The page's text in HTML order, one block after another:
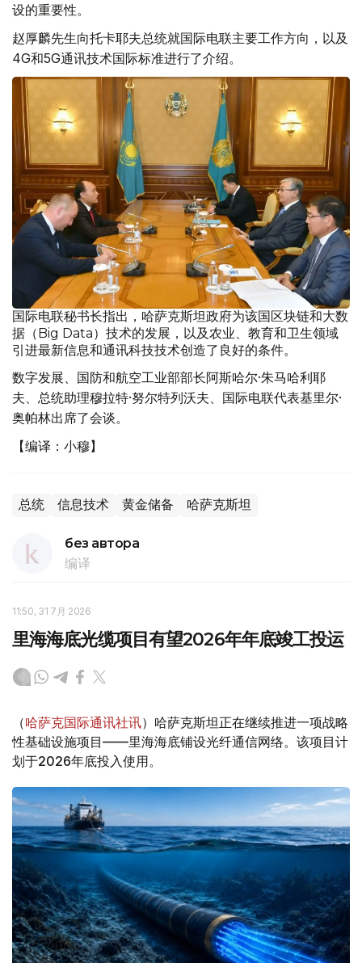
设的重要性。
赵厚麟先生向托卡耶夫总统就国际电联主要工作方向，以及
4G和5G通讯技术国际标准进行了介绍。
国际电联秘书长指出，哈萨克斯坦政府为该国区块链和大数
据（Big Data）技术的发展，以及农业、教育和卫生领域
引进最新信息和通讯科技技术创造了良好的条件。
数字发展、国防和航空工业部部长阿斯哈尔·朱马哈利耶
夫、总统助理穆拉特·努尔特列沃夫、国际电联代表基里尔·
奥帕林出席了会谈。
【编译：小穆】
总统 信息技术 黄金储备 哈萨克斯坦
без автора
编译
11:50, 31 7月 2026
里海海底光缆项目有望2026年年底竣工投运
（哈萨克国际通讯社讯）哈萨克斯坦正在继续推进一项战略
性基础设施项目——里海海底铺设光纤通信网络。该项目计
划于2026年底投入使用。